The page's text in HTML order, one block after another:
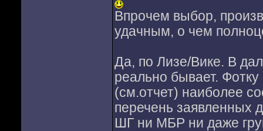
Впрочем выбор,
удачным, о чем
Да, по Лизе/Вике. В
реально бывает.
(см.отчет) наиболее
перечень заявленных
ШГ ни МБР ни даже